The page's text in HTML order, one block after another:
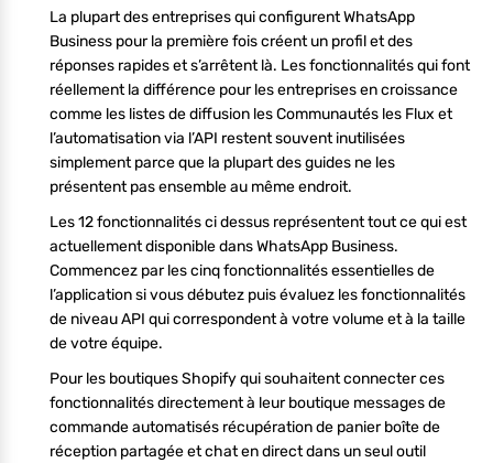
La plupart des entreprises qui configurent WhatsApp
Business pour la première fois créent un profil et des
réponses rapides et s’arrêtent là. Les fonctionnalités qui font
réellement la différence pour les entreprises en croissance
comme les listes de diffusion les Communautés les Flux et
l’automatisation via l’API restent souvent inutilisées
simplement parce que la plupart des guides ne les
présentent pas ensemble au même endroit.
Les 12 fonctionnalités ci dessus représentent tout ce qui est
actuellement disponible dans WhatsApp Business.
Commencez par les cinq fonctionnalités essentielles de
l’application si vous débutez puis évaluez les fonctionnalités
de niveau API qui correspondent à votre volume et à la taille
de votre équipe.
Pour les boutiques Shopify qui souhaitent connecter ces
fonctionnalités directement à leur boutique messages de
commande automatisés récupération de panier boîte de
réception partagée et chat en direct dans un seul outil